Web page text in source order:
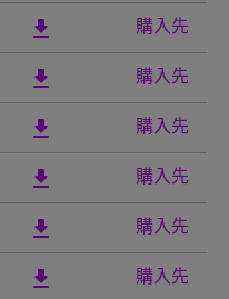
download 購入先
download 購入先
download 購入先
download 購入先
download 購入先
download 購入先